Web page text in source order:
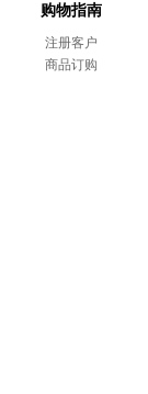
商务礼品
售后服务
购物指南
注册客户
商品订购